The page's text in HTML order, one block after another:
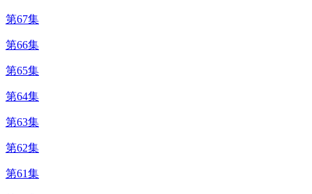
第67集
第66集
第65集
第64集
第63集
第62集
第61集